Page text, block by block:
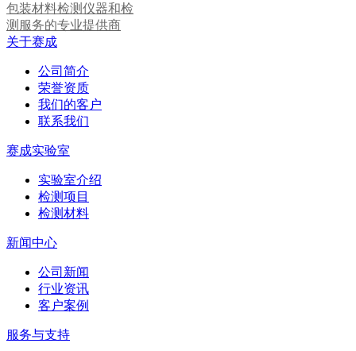
包装材料检测仪器和检
测服务的专业提供商
关于赛成
公司简介
荣誉资质
我们的客户
联系我们
赛成实验室
实验室介绍
检测项目
检测材料
新闻中心
公司新闻
行业资讯
客户案例
服务与支持